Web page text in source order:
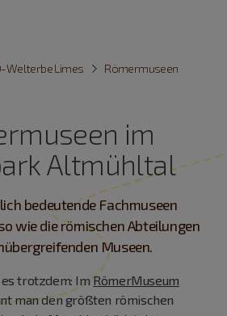
Römermuseen
Welterbe Limes
im
Altmühltal
bedeutende Fachmuseen
wie die römischen Abteilungen
Museen.
trotzdem: ImRömerMuseum
man den größten römischen